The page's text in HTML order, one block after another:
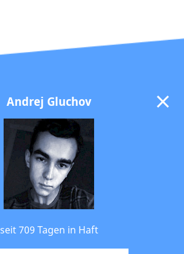
Andrej Gluchov
seit 709 Tagen in Haft